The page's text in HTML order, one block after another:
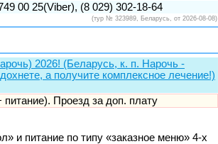
00 25(Viber), (8 029) 302-18-64
(тур № 323989, Беларусь, от 2026-08-08)
2026! (Беларусь, к. п. Нарочь -
а получите комплексное лечение!)
Проезд за доп. плату
и питание по типу «заказное меню» 4-х